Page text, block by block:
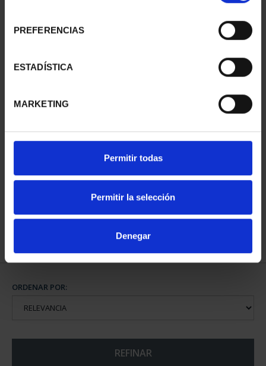
PREFERENCIAS
ESTADÍSTICA
MARKETING
Permitir todas
Permitir la selección
Denegar
PROVINCIA COLECCION
COMPLET...
ORDENAR POR:
REFINAR